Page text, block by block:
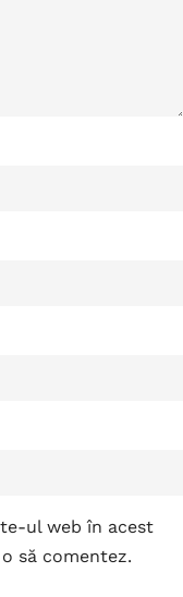
ul web în acest
să comentez.